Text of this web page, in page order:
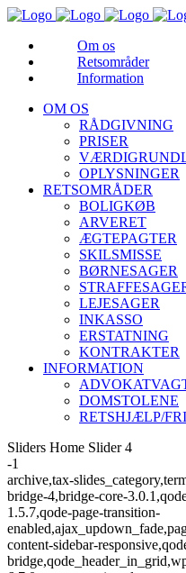
Om os
Retsområder
Information
OM OS
RÅDGIVNING
PRISER
OPLYSNINGER
RETSOMRÅDER
BOLIGKØB
ARVERET
ÆGTEPAGTER
SKILSMISSE
BØRNESAGER
LEJESAGER
INKASSO
ERSTATNING
KONTRAKTER
INFORMATION
DOMSTOLENE
RETSHJÆLP/
Sliders Home Slider 4
-1
archive,tax-
bridge-4,bridge-core-
1.5.7,qode-page-transition-
content-sidebar-